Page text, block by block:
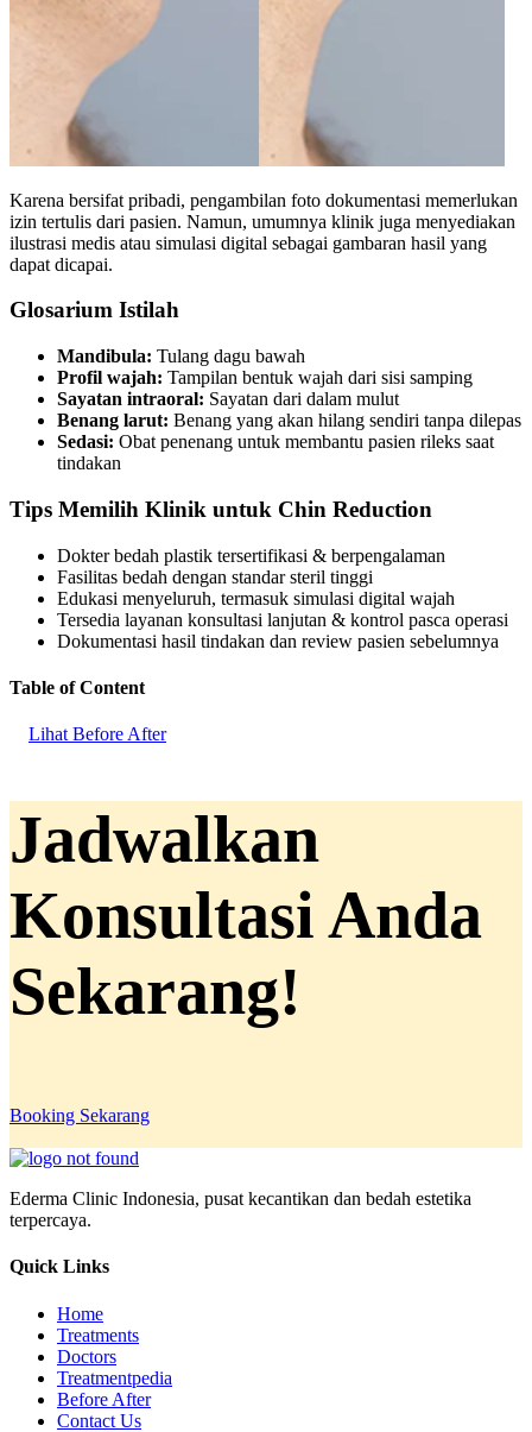
Karena bersifat pribadi, pengambilan foto dokumentasi memerlukan
izin tertulis dari pasien. Namun, umumnya klinik juga menyediakan
ilustrasi medis atau simulasi digital sebagai gambaran hasil yang
dapat dicapai.
Glosarium Istilah
Mandibula: Tulang dagu bawah
Profil wajah: Tampilan bentuk wajah dari sisi samping
Sayatan intraoral: Sayatan dari dalam mulut
Benang larut: Benang yang akan hilang sendiri tanpa dilepas
Sedasi: Obat penenang untuk membantu pasien rileks saat
tindakan
Tips Memilih Klinik untuk Chin Reduction
Dokter bedah plastik tersertifikasi & berpengalaman
Fasilitas bedah dengan standar steril tinggi
Edukasi menyeluruh, termasuk simulasi digital wajah
Tersedia layanan konsultasi lanjutan & kontrol pasca operasi
Dokumentasi hasil tindakan dan review pasien sebelumnya
Table of Content
Lihat Before After
Jadwalkan
Konsultasi Anda
Sekarang!
Booking Sekarang
Ederma Clinic Indonesia, pusat kecantikan dan bedah estetika
terpercaya.
Quick Links
Home
Treatments
Doctors
Treatmentpedia
Before After
Contact Us